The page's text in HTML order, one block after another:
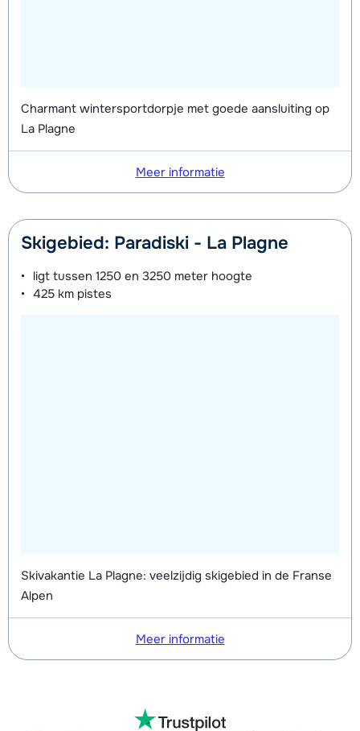
Charmant wintersportdorpje met goede aansluiting op
La Plagne
Meer informatie
Skigebied: Paradiski - La Plagne
ligt tussen 1250 en 3250 meter hoogte
425 km pistes
Skivakantie La Plagne: veelzijdig skigebied in de Franse
Alpen
Meer informatie